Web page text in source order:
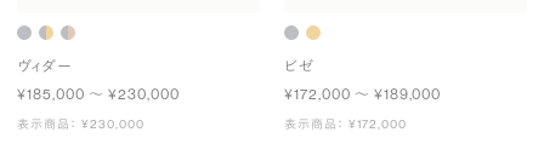
ヴィダー
¥185,000 〜 ¥230,000
表示商品： ¥230,000
ビゼ
¥172,000 〜 ¥189,000
表示商品： ¥172,000